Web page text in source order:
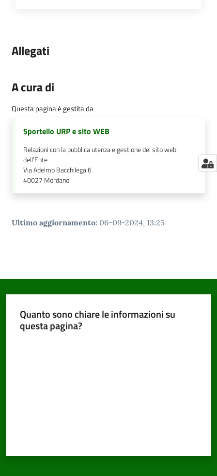
Allegati
A cura di
Questa pagina è gestita da
Sportello URP e sito WEB
Relazioni con la pubblica utenza e gestione del sito web
dell’Ente
Via Adelmo Bacchilega 6
40027 Mordano
Ultimo aggiornamento: 06-09-2024, 13:25
Quanto sono chiare le informazioni su
questa pagina?